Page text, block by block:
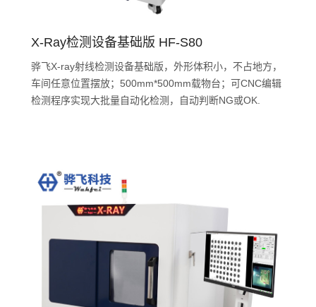
X-Ray检测设备基础版 HF-S80
骅飞X-ray射线检测设备基础版，外形体积小，不占地方，
车间任意位置摆放；500mm*500mm载物台；可CNC编辑
检测程序实现大批量自动化检测，自动判断NG或OK.